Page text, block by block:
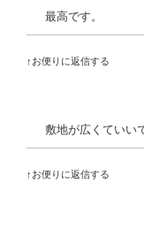
最高です。
↑お便りに返信する
敷地が広くていい
↑お便りに返信する